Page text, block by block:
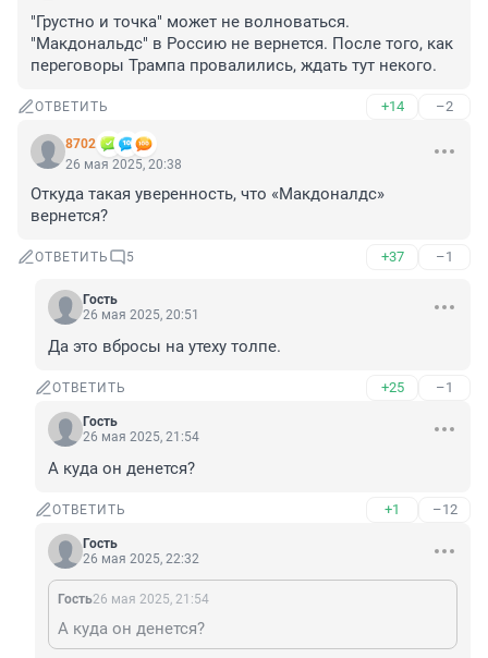
"Грустно и точка" может не волноваться.
"Макдональдс" в Россию не вернется. После того, как
переговоры Трампа провалились, ждать тут некого.
ОТВЕТИТЬ +14 –2
8702
26 мая 2025, 20:38
Откуда такая уверенность, что «Макдоналдс»
вернется?
ОТВЕТИТЬ 5 +37 –1
Гость
26 мая 2025, 20:51
Да это вбросы на утеху толпе.
ОТВЕТИТЬ +25 –1
Гость
26 мая 2025, 21:54
А куда он денется?
ОТВЕТИТЬ +1 –12
Гость
26 мая 2025, 22:32
Гость26 мая 2025, 21:54
А куда он денется?